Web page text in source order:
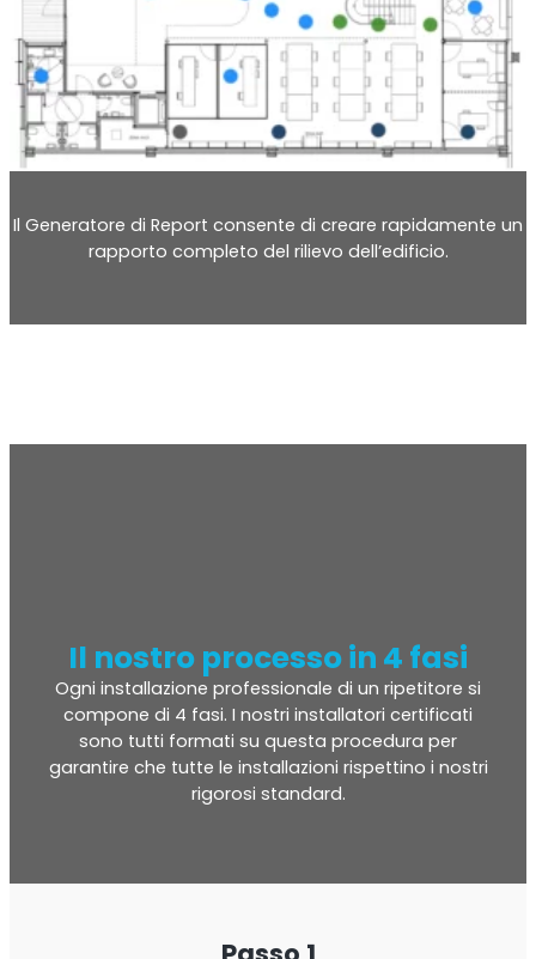
Il Generatore di Report consente di creare rapidamente un
rapporto completo del rilievo dell’edificio.
Il nostro processo in 4 fasi
Ogni installazione professionale di un ripetitore si
compone di 4 fasi. I nostri installatori certificati
sono tutti formati su questa procedura per
garantire che tutte le installazioni rispettino i nostri
rigorosi standard.